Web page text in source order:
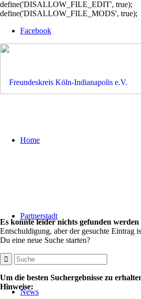
define('DISALLOW_FILE_EDIT', true);
define('DISALLOW_FILE_MODS', true);
Facebook
Home
Partnerstadt
News
Es konnte leider nichts gefunden werden
Entschuldigung, aber der gesuchte Eintrag
Du eine neue Suche starten?
Um die besten Suchergebnisse zu
Hinweise: